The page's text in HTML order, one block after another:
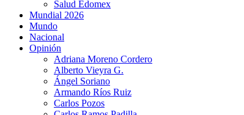
Salud Edomex
Mundial 2026
Mundo
Nacional
Opinión
Adriana Moreno Cordero
Alberto Vieyra G.
Ángel Soriano
Armando Ríos Ruiz
Carlos Pozos